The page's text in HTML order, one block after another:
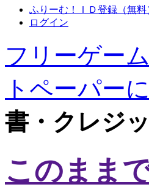
ふりーむ！ＩＤ登録（無料
ログイン
フリーゲー
トペーパー
書・クレジ
このまま